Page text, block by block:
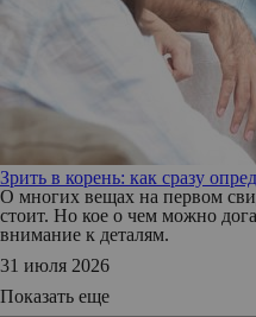
Зрить в корень: как сразу
О многих вещах на первом
стоит. Но кое о чем можно
внимание к деталям.
31 июля 2026
Показать еще